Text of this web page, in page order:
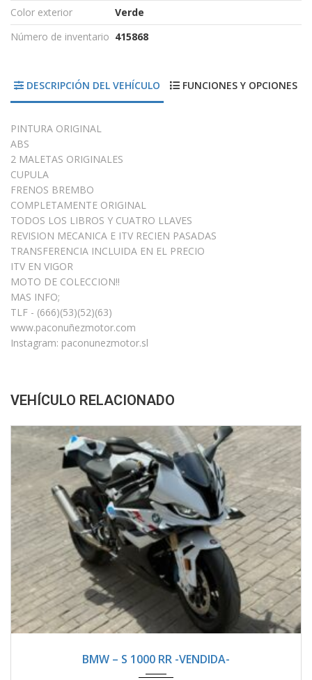
Color exterior
Verde
Número de inventario 415868
DESCRIPCIÓN DEL VEHÍCULO FUNCIONES Y OPCIONES
PINTURA ORIGINAL
ABS
2 MALETAS ORIGINALES
CUPULA
FRENOS BREMBO
COMPLETAMENTE ORIGINAL
TODOS LOS LIBROS Y CUATRO LLAVES
REVISION MECANICA E ITV RECIEN PASADAS
TRANSFERENCIA INCLUIDA EN EL PRECIO
ITV EN VIGOR
MOTO DE COLECCION!!
MAS INFO;
TLF - (666)(53)(52)(63)
www.paconuñezmotor.com
Instagram: paconunezmotor.sl
VEHÍCULO RELACIONADO
BMW – S 1000 RR -VENDIDA-